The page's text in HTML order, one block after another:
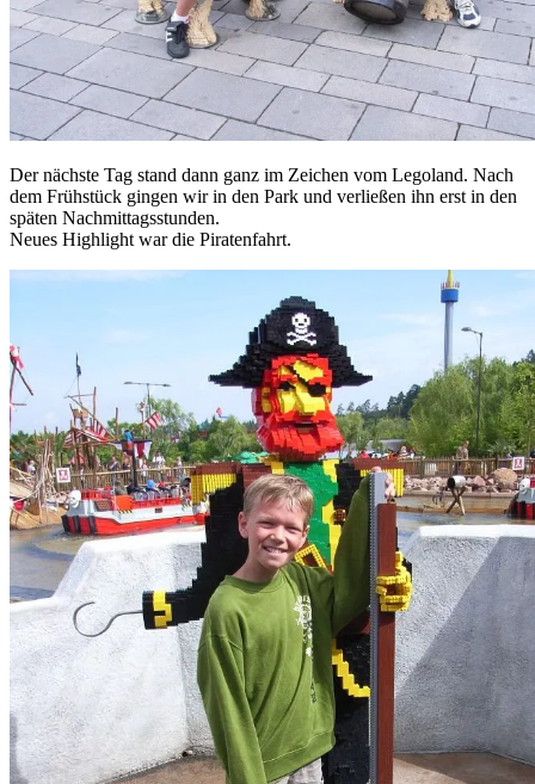
Der nächste Tag stand dann ganz im Zeichen vom Legoland. Nach
dem Frühstück gingen wir in den Park und verließen ihn erst in den
späten Nachmittagsstunden.
Neues Highlight war die Piratenfahrt.